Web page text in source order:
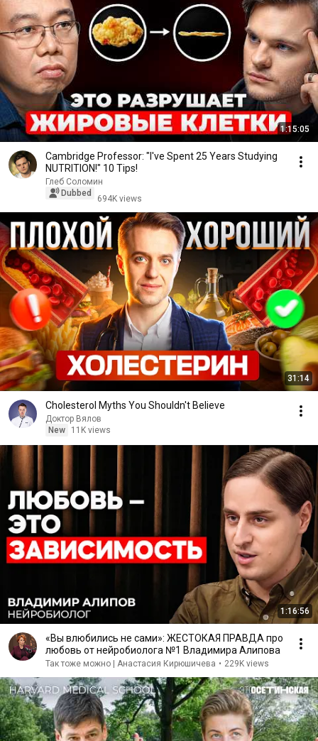
1:15:05
Cambridge Professor: "I've Spent 25 Years Studying
NUTRITION!" 10 Tips!
Глеб Соломин
Dubbed
694K views
31:14
Cholesterol Myths You Shouldn't Believe
Доктор Вялов
New
11K views
1:16:56
«Вы влюбились не сами»: ЖЕСТОКАЯ ПРАВДА про
любовь от нейробиолога №1 Владимира Алипова
Так тоже можно | Анастасия Кирюшичева • 229K views